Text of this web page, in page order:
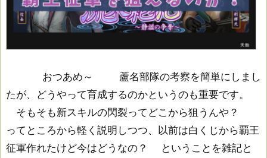
おつあめ～ 蘆名部隊の考察を簡単にしまし
たが、どうやって育成するのかというのも重要です。
そもそも新スキルの閃裂ってどこから狙うんや？
ってところから軽く説明しつつ、以前は白くじから覇王
征軍作れたけど今はどうなの？ ということを雑記と